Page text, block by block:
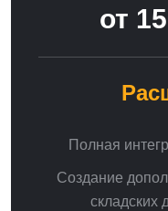
от
Полная
Создание
складских